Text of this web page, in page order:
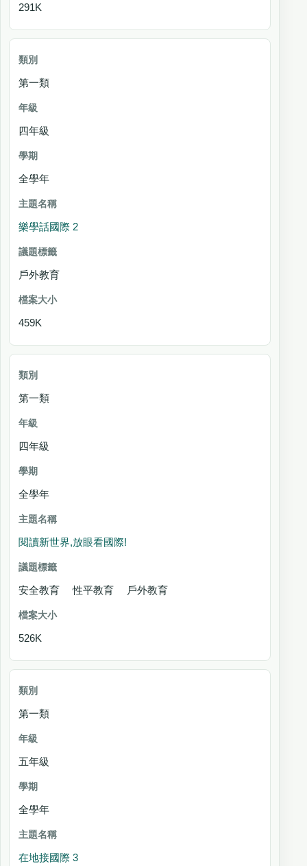
291K
第一類
四年級
全學年
樂學話國際 2
戶外教育
459K
第一類
四年級
全學年
閱讀新世界,放眼看國際!
安全教育 性平教育 戶外教育
526K
第一類
五年級
全學年
在地接國際 3